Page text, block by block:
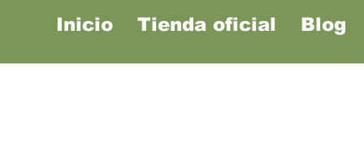
Inicio Tienda oficial Blog